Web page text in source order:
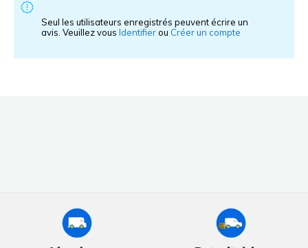
Seul les utilisateurs enregistrés peuvent écrire un
avis. Veuillez vous Identifierou Créer un compte